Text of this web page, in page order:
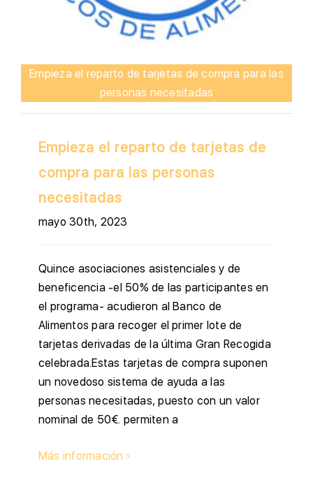
Empieza el reparto de tarjetas de compra para las
personas necesitadas
Empieza el reparto de tarjetas de
compra para las personas
necesitadas
mayo 30th, 2023
Quince asociaciones asistenciales y de
beneficencia -el 50% de las participantes en
el programa- acudieron al Banco de
Alimentos para recoger el primer lote de
tarjetas derivadas de la última Gran Recogida
celebrada.Estas tarjetas de compra suponen
un novedoso sistema de ayuda a las
personas necesitadas, puesto con un valor
nominal de 50€. permiten a
Más información